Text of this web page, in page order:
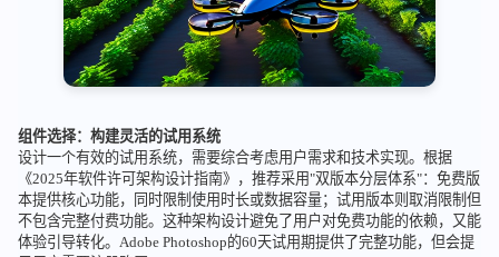
组件选择：构建灵活的试用系统
设计一个有效的试用系统，需要综合考虑用户需求和技术实现。根据
《2025年软件许可架构设计指南》，推荐采用"双版本分层体系"：免费版
本提供核心功能，同时限制使用时长或数据容量；试用版本则取消限制但
不包含完整付费功能。这种架构设计避免了用户对免费功能的依赖，又能
体验引导转化。Adobe Photoshop的60天试用期提供了完整功能，但会提